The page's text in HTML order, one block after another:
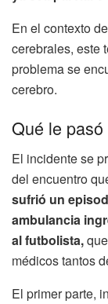
En el contexto
cerebrales, este
problema se
cerebro.
Qué le
El incidente se
del encuentro
sufrió un
ambulancia
al futbolista,
médicos tantos
El primer parte,